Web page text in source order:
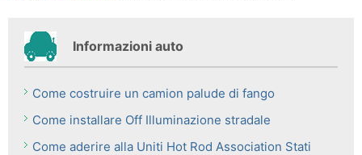
Informazioni auto
Come costruire un camion palude di fango
Come installare Off Illuminazione stradale
Come aderire alla Uniti Hot Rod Association Stati